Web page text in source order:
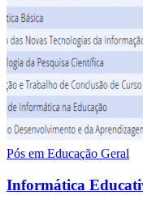
Pós em Educação Geral
Informática